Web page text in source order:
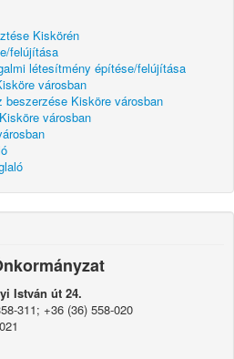
Kiskörén
felújítása
létesítmény építése/felújítása
városban
beszerzése Kisköre városban
városban
István út 24.
311; +36 (36) 558-020